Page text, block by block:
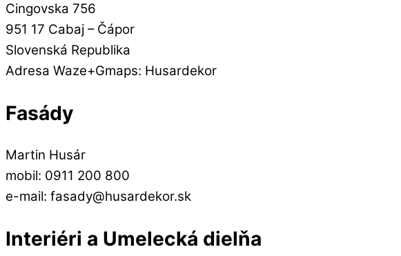
Cingovska 756
951 17 Cabaj – Čápor
Slovenská Republika
Adresa Waze+Gmaps: Husardekor
Fasády
Martin Husár
mobil: 0911 200 800
e-mail: fasady@husardekor.sk
Interiéri a Umelecká dielňa